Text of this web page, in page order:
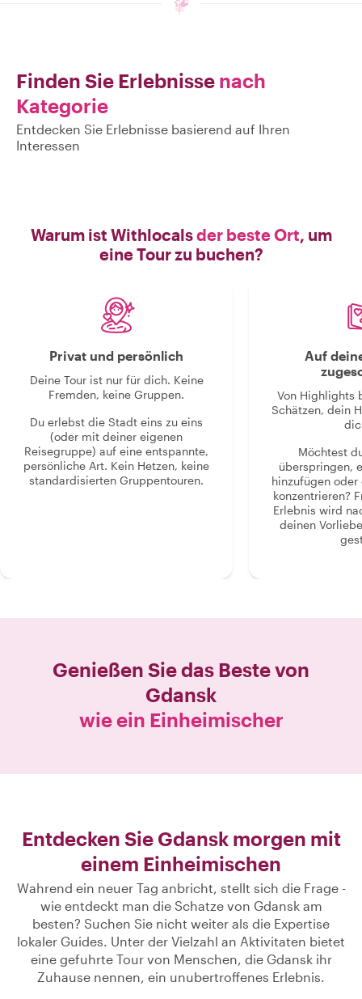
Finden Sie Erlebnisse nach
Kategorie
Entdecken Sie Erlebnisse basierend auf Ihren
Interessen
Warum ist Withlocalsder beste Ort, um
eine Tour zu buchen?
Privat und persönlich
Deine Tour ist nur für dich. Keine
Fremden, keine Gruppen.
Du erlebst die Stadt eins zu eins
(oder mit deiner eigenen
Reisegruppe) auf eine entspannte,
persönliche Art. Kein Hetzen, keine
standardisierten Gruppentouren.
Auf
Von Highlights
Schätzen, dein
Möchtest
überspringen,
hinzufügen
konzentrieren?
Erlebnis wird
deinen
Genießen Sie das Beste von
Gdansk
wie ein Einheimischer
Entdecken Sie Gdansk morgen mit
einem Einheimischen
Wahrend ein neuer Tag anbricht, stellt sich die Frage -
wie entdeckt man die Schatze von Gdansk am
besten? Suchen Sie nicht weiter als die Expertise
lokaler Guides. Unter der Vielzahl an Aktivitaten bietet
eine gefuhrte Tour von Menschen, die Gdansk ihr
Zuhause nennen, ein unubertroffenes Erlebnis.